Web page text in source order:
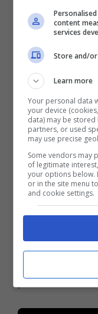
è stato trovato
dei 120.000
Neppure il
Italia, titolare
mosso un dito
E conclude:
una verifica,
la
della
dicono essere
lascerò nulla
tutte le mie
continuano a
provincia di
content
services
Store and/
Learn more
Your personal data
your device
data) may be
partners, or used
may use precise
Some vendors may
of legitimate
your options below.
or in the site menu
and cookie settings.